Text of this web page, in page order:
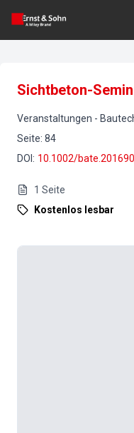
Sichtbeton-
Veranstaltungen -
Seite: 84
DOI : 10.1002/
1 Seite
Kostenlos lesbar